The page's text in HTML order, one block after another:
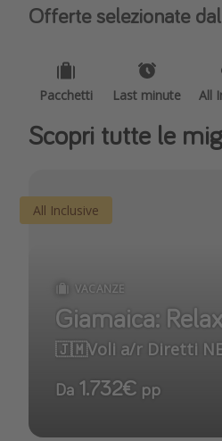
Offerte selezionate
Pacchetti Last minute All
Scopri tutte le
All Inclusive
VACANZE
Giamaica:
Da 1.732€ pp